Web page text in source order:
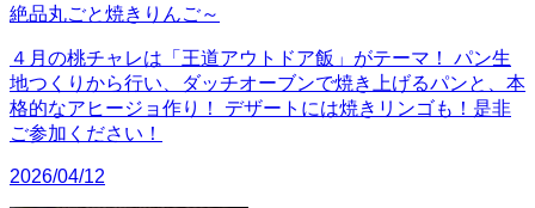
絶品丸ごと焼きりんご～
４月の桃チャレは「王道アウトドア飯」がテーマ！ パン生
地つくりから行い、ダッチオーブンで焼き上げるパンと、本
格的なアヒージョ作り！ デザートには焼きリンゴも！是非
ご参加ください！
2026/04/12